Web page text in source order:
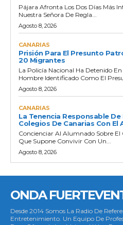
Pájara Afronta Los Dos Días Más
Nuestra Señora De Regla...
Agosto 8, 2026
CANARIAS
Prisión Para El Presunto
20 Migrantes
La Policía Nacional Ha Detenido
Hombre Identificado Como El
Agosto 8, 2026
CANARIAS
La Tenencia Responsable
Colegios De Canarias Con
Concienciar Al Alumnado Sobre El
Que Supone Convivir Con Un...
Agosto 8, 2026
ONDA
Desde 2014 Somos La Radio De
Entretenimiento. Un Equipo De